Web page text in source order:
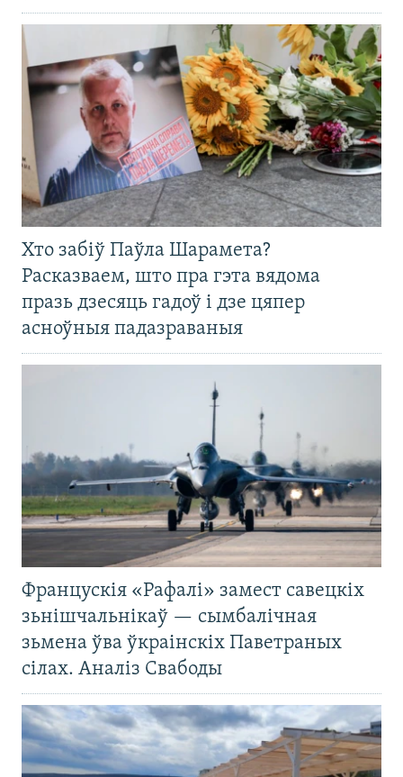
Хто забіў Паўла Шарамета?
Расказваем, што пра гэта вядома
празь дзесяць гадоў і дзе цяпер
асноўныя падазраваныя
Францускія «Рафалі» замест савецкіх
зьнішчальнікаў — сымбалічная
зьмена ўва ўкраінскіх Паветраных
сілах. Аналіз Свабоды